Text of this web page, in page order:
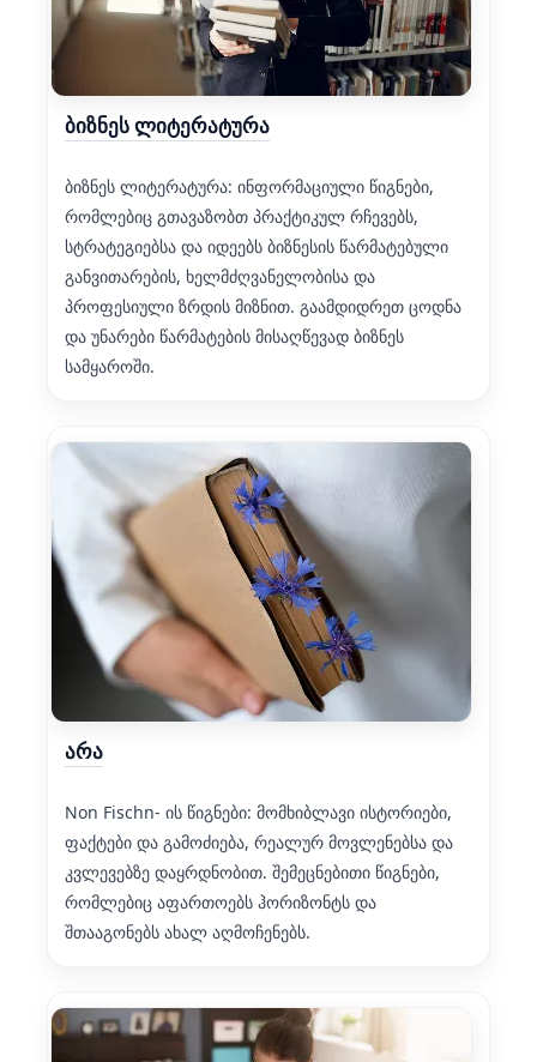
ბიზნეს ლიტერატურა
ბიზნეს ლიტერატურა: ინფორმაციული წიგნები,
რომლებიც გთავაზობთ პრაქტიკულ რჩევებს,
სტრატეგიებსა და იდეებს ბიზნესის წარმატებული
განვითარების, ხელმძღვანელობისა და
პროფესიული ზრდის მიზნით. გაამდიდრეთ ცოდნა
და უნარები წარმატების მისაღწევად ბიზნეს
სამყაროში.
არა
Non Fischn- ის წიგნები: მომხიბლავი ისტორიები,
ფაქტები და გამოძიება, რეალურ მოვლენებსა და
კვლევებზე დაყრდნობით. შემეცნებითი წიგნები,
რომლებიც აფართოებს ჰორიზონტს და
შთააგონებს ახალ აღმოჩენებს.